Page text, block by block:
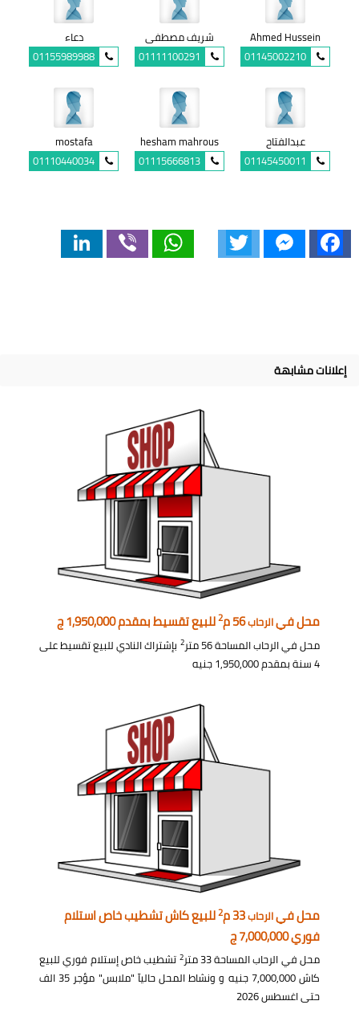
Ahmed Hussein
01145002210
شريف مصطفى
01111100291
دعاء
01155989988
عبدالفتاح
01145450011
hesham mahrous
01115666813
mostafa
01110440034
Facebook
Messenger
Twitter
WhatsApp
Viber
LinkedIn
إعلانات مشابهة
محل فيالرحاب56 م 2للبيع تقسيط بمقدم 1,950,000 ج
محل في الرحاب المساحة 56 متر 2 بإشتراك النادي للبيع تقسيط على
4 سنة بمقدم 1,950,000 جنيه
محل فيالرحاب 2للبيع كاش تشطيب خاص استلام
فوري 7,000,000 ج
محل في الرحاب المساحة 33 متر 2 تشطيب خاص إستلام فوري للبيع
كاش 7,000,000 جنيه و ونشاط المحل حاليآ "ملابس" مؤجر 35 الف
حتى اغسطس 2026